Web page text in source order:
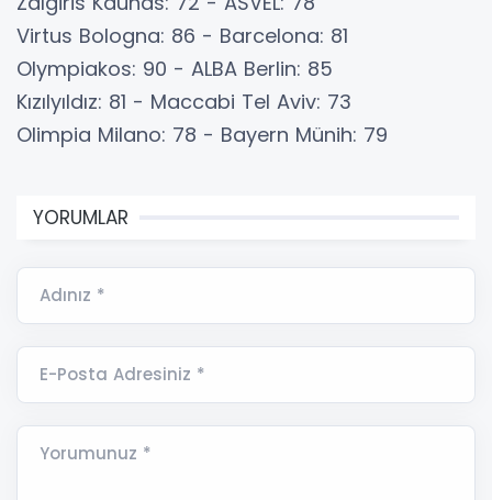
Virtus Bologna: 86 - Barcelona: 81
Olympiakos: 90 - ALBA Berlin: 85
Kızılyıldız: 81 - Maccabi Tel Aviv: 73
Olimpia Milano: 78 - Bayern Münih: 79
YORUMLAR
Adınız *
E-Posta Adresiniz *
Yorumunuz *